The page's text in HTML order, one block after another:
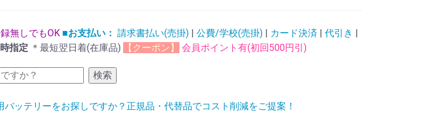
無しでもOK ■お支払い： 請求書払い(売掛) | 公費/学校(売掛) | カード決済 | 代引き |
指定 ＊最短翌日着(在庫品) 【クーポン】 会員ポイント有(初回500円引)
検索
バッテリーをお探しですか？正規品・代替品でコスト削減をご提案！